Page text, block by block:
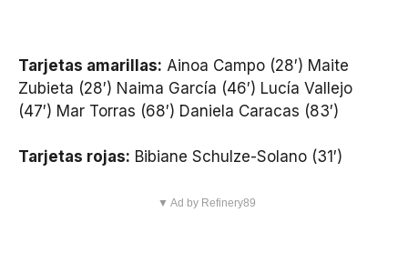
Tarjetas amarillas: Ainoa Campo (28′) Maite
Zubieta (28′) Naima García (46′) Lucía Vallejo
(47′) Mar Torras (68′) Daniela Caracas (83′)
Tarjetas rojas: Bibiane Schulze-Solano (31′)
▼ Ad by Refinery89